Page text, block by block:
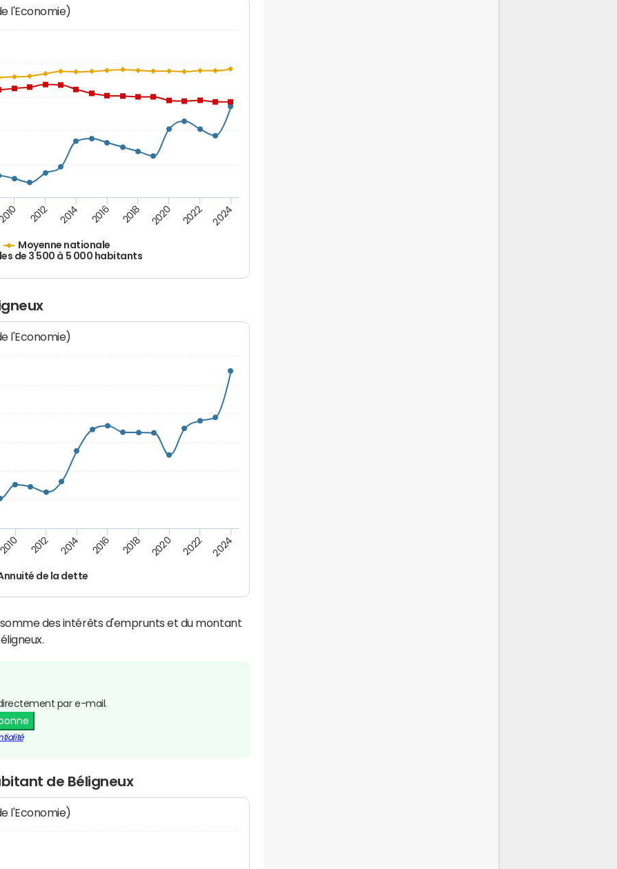
l'Economie)
Moyenne nationale
de 3 500 à 5 000 habitants
2012 2014 2016 2018 2020 2022 2024
l'Economie)
de la dette
2010 2012 2014 2016 2018 2020 2022 2024
des intérêts d'emprunts et du montant
par e-mail.
de Béligneux
l'Economie)